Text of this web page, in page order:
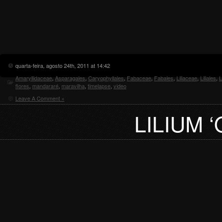
quarta-feira, agosto 24th, 2011 at 14:42
Amaryllidaceae, Asparagales, Caryophyllales, Fabaceae, Fabales, Liliaceae, Liliales,
flores mandararé maravilha timelapse video
Leave A Comment »
LILIUM